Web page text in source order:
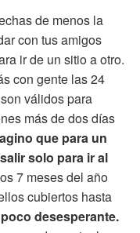
de menos la
con tus amigos
ir de un sitio a otro.
con gente las 24
válidos para
más de dos días
que para un
solo para ir al
7 meses del año
cubiertos hasta
desesperante.